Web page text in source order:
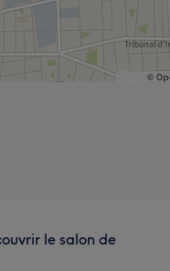
le salon de